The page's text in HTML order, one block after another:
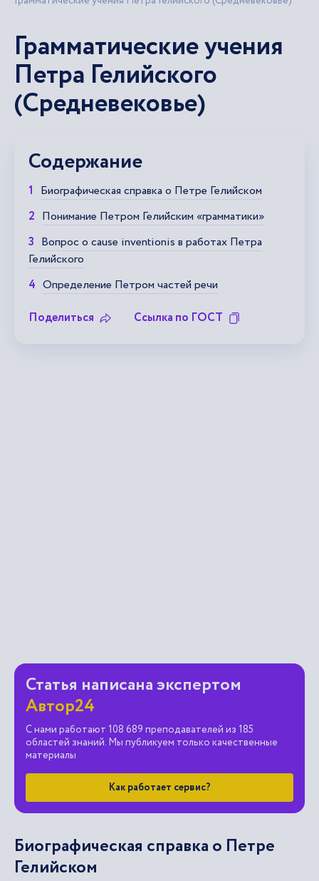
Грамматические учения
Петра Гелийского
(Средневековье)
Содержание
Биографическая справка о Петре Гелийском
Понимание Петром Гелийским «грамматики»
Вопрос о cause inventionis в работах Петра
Гелийского
Определение Петром частей речи
Поделиться
Ссылка по ГОСТ
Статья написана экспертом
Автор24
С нами работают 108 689 преподавателей из 185
областей знаний. Мы публикуем только качественные
материалы
Как работает сервис?
Биографическая справка о Петре
Гелийском